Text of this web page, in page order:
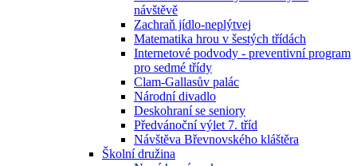
návštěvě
Zachraň jídlo-neplýtvej
Matematika hrou v šestých třídách
Internetové podvody - preventivní program
pro sedmé třídy
Clam-Gallasův palác
Národní divadlo
Deskohraní se seniory
Předvánoční výlet 7. tříd
Návštěva Břevnovského kláštěra
Školní družina